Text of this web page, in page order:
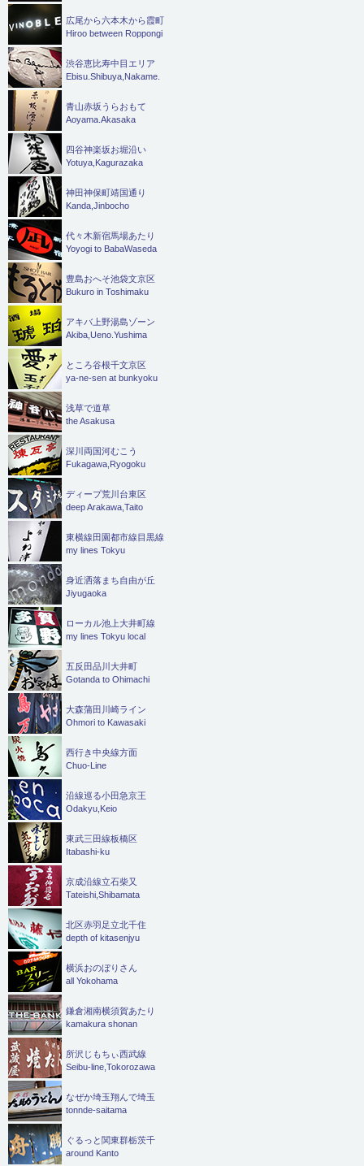
広尾から六本木から霞町
Hiroo between Roppongi
渋谷恵比寿中目エリア
Ebisu.Shibuya,Nakame.
青山赤坂うらおもて
Aoyama.Akasaka
四谷神楽坂お堀沿い
Yotuya,Kagurazaka
神田神保町靖国通り
Kanda,Jinbocho
代々木新宿馬場あたり
Yoyogi to BabaWaseda
豊島おへそ池袋文京区
Bukuro in Toshimaku
アキバ上野湯島ゾーン
Akiba,Ueno.Yushima
ところ谷根千文京区
ya-ne-sen at bunkyoku
浅草で道草
the Asakusa
深川両国河むこう
Fukagawa,Ryogoku
ディープ荒川台東区
deep Arakawa,Taito
東横線田園都市線目黒線
my lines Tokyu
身近洒落まち自由が丘
Jiyugaoka
ローカル池上大井町線
my lines Tokyu local
五反田品川大井町
Gotanda to Ohimachi
大森蒲田川崎ライン
Ohmori to Kawasaki
西行き中央線方面
Chuo-Line
沿線巡る小田急京王
Odakyu,Keio
東武三田線板橋区
Itabashi-ku
京成沿線立石柴又
Tateishi,Shibamata
北区赤羽足立北千住
depth of kitasenjyu
横浜おのぼりさん
all Yokohama
鎌倉湘南横須賀あたり
kamakura shonan
所沢じもちぃ西武線
Seibu-line,Tokorozawa
なぜか埼玉翔んで埼玉
tonnde-saitama
ぐるっと関東群栃茨千
around Kanto